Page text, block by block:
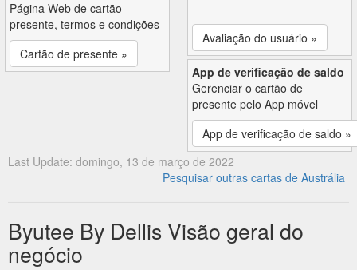
Página Web de cartão
presente, termos e condições
Cartão de presente »
Avaliação do usuário »
App de verificação de saldo
Gerenciar o cartão de
presente pelo App móvel
App de verificação de saldo »
Last Update: domingo, 13 de março de 2022
Pesquisar outras cartas de Austrália
Byutee By Dellis Visão geral do
negócio